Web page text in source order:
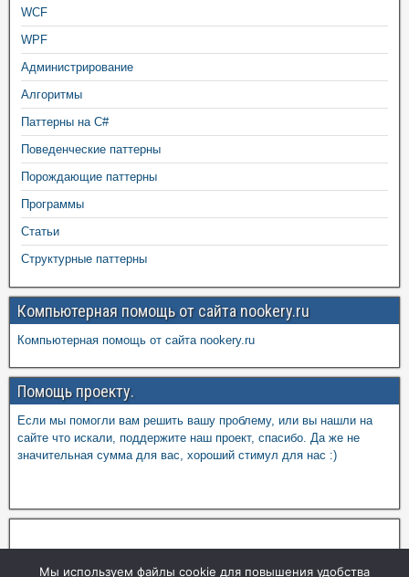
WCF
WPF
Администрирование
Алгоритмы
Паттерны на C#
Поведенческие паттерны
Порождающие паттерны
Программы
Статьи
Структурные паттерны
Компьютерная помощь от сайта nookery.ru
Компьютерная помощь от сайта nookery.ru
Помощь проекту.
Если мы помогли вам решить вашу проблему, или вы нашли на
сайте что искали, поддержите наш проект, спасибо. Да же не
значительная сумма для вас, хороший стимул для нас :)
Мы используем файлы cookie для повышения удобства